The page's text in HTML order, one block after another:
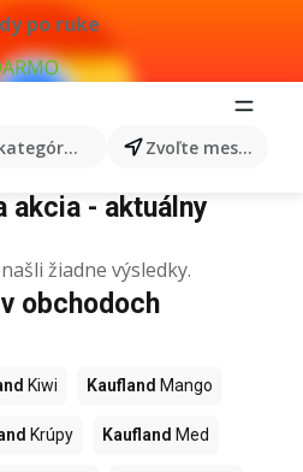
po ruke
produkty... Zvoľte mesto
akcia - aktuálny
žiadne výsledky.
obchodoch
Kiwi Kaufland Mango
Krúpy Kaufland Med